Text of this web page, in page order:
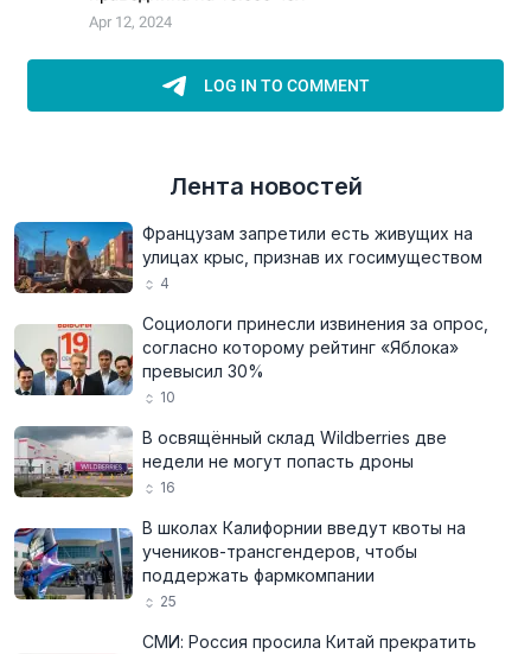
Лента новостей
Французам запретили есть живущих на
улицах крыс, признав их госимуществом
4
Социологи принесли извинения за опрос,
согласно которому рейтинг «Яблока»
превысил 30%
10
В освящённый склад Wildberries две
недели не могут попасть дроны
16
В школах Калифорнии введут квоты на
учеников-трансгендеров, чтобы
поддержать фармкомпании
25
СМИ: Россия просила Китай прекратить